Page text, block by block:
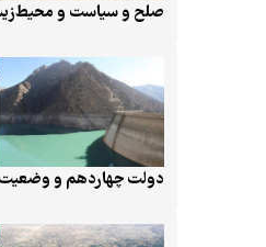
و سیاست و محیط‌زیست!
فریدون مجلسی
۳۱ تیر ۱۴۰۳
چهاردهم و وضعیت آب کشور
فریدون مجلسی